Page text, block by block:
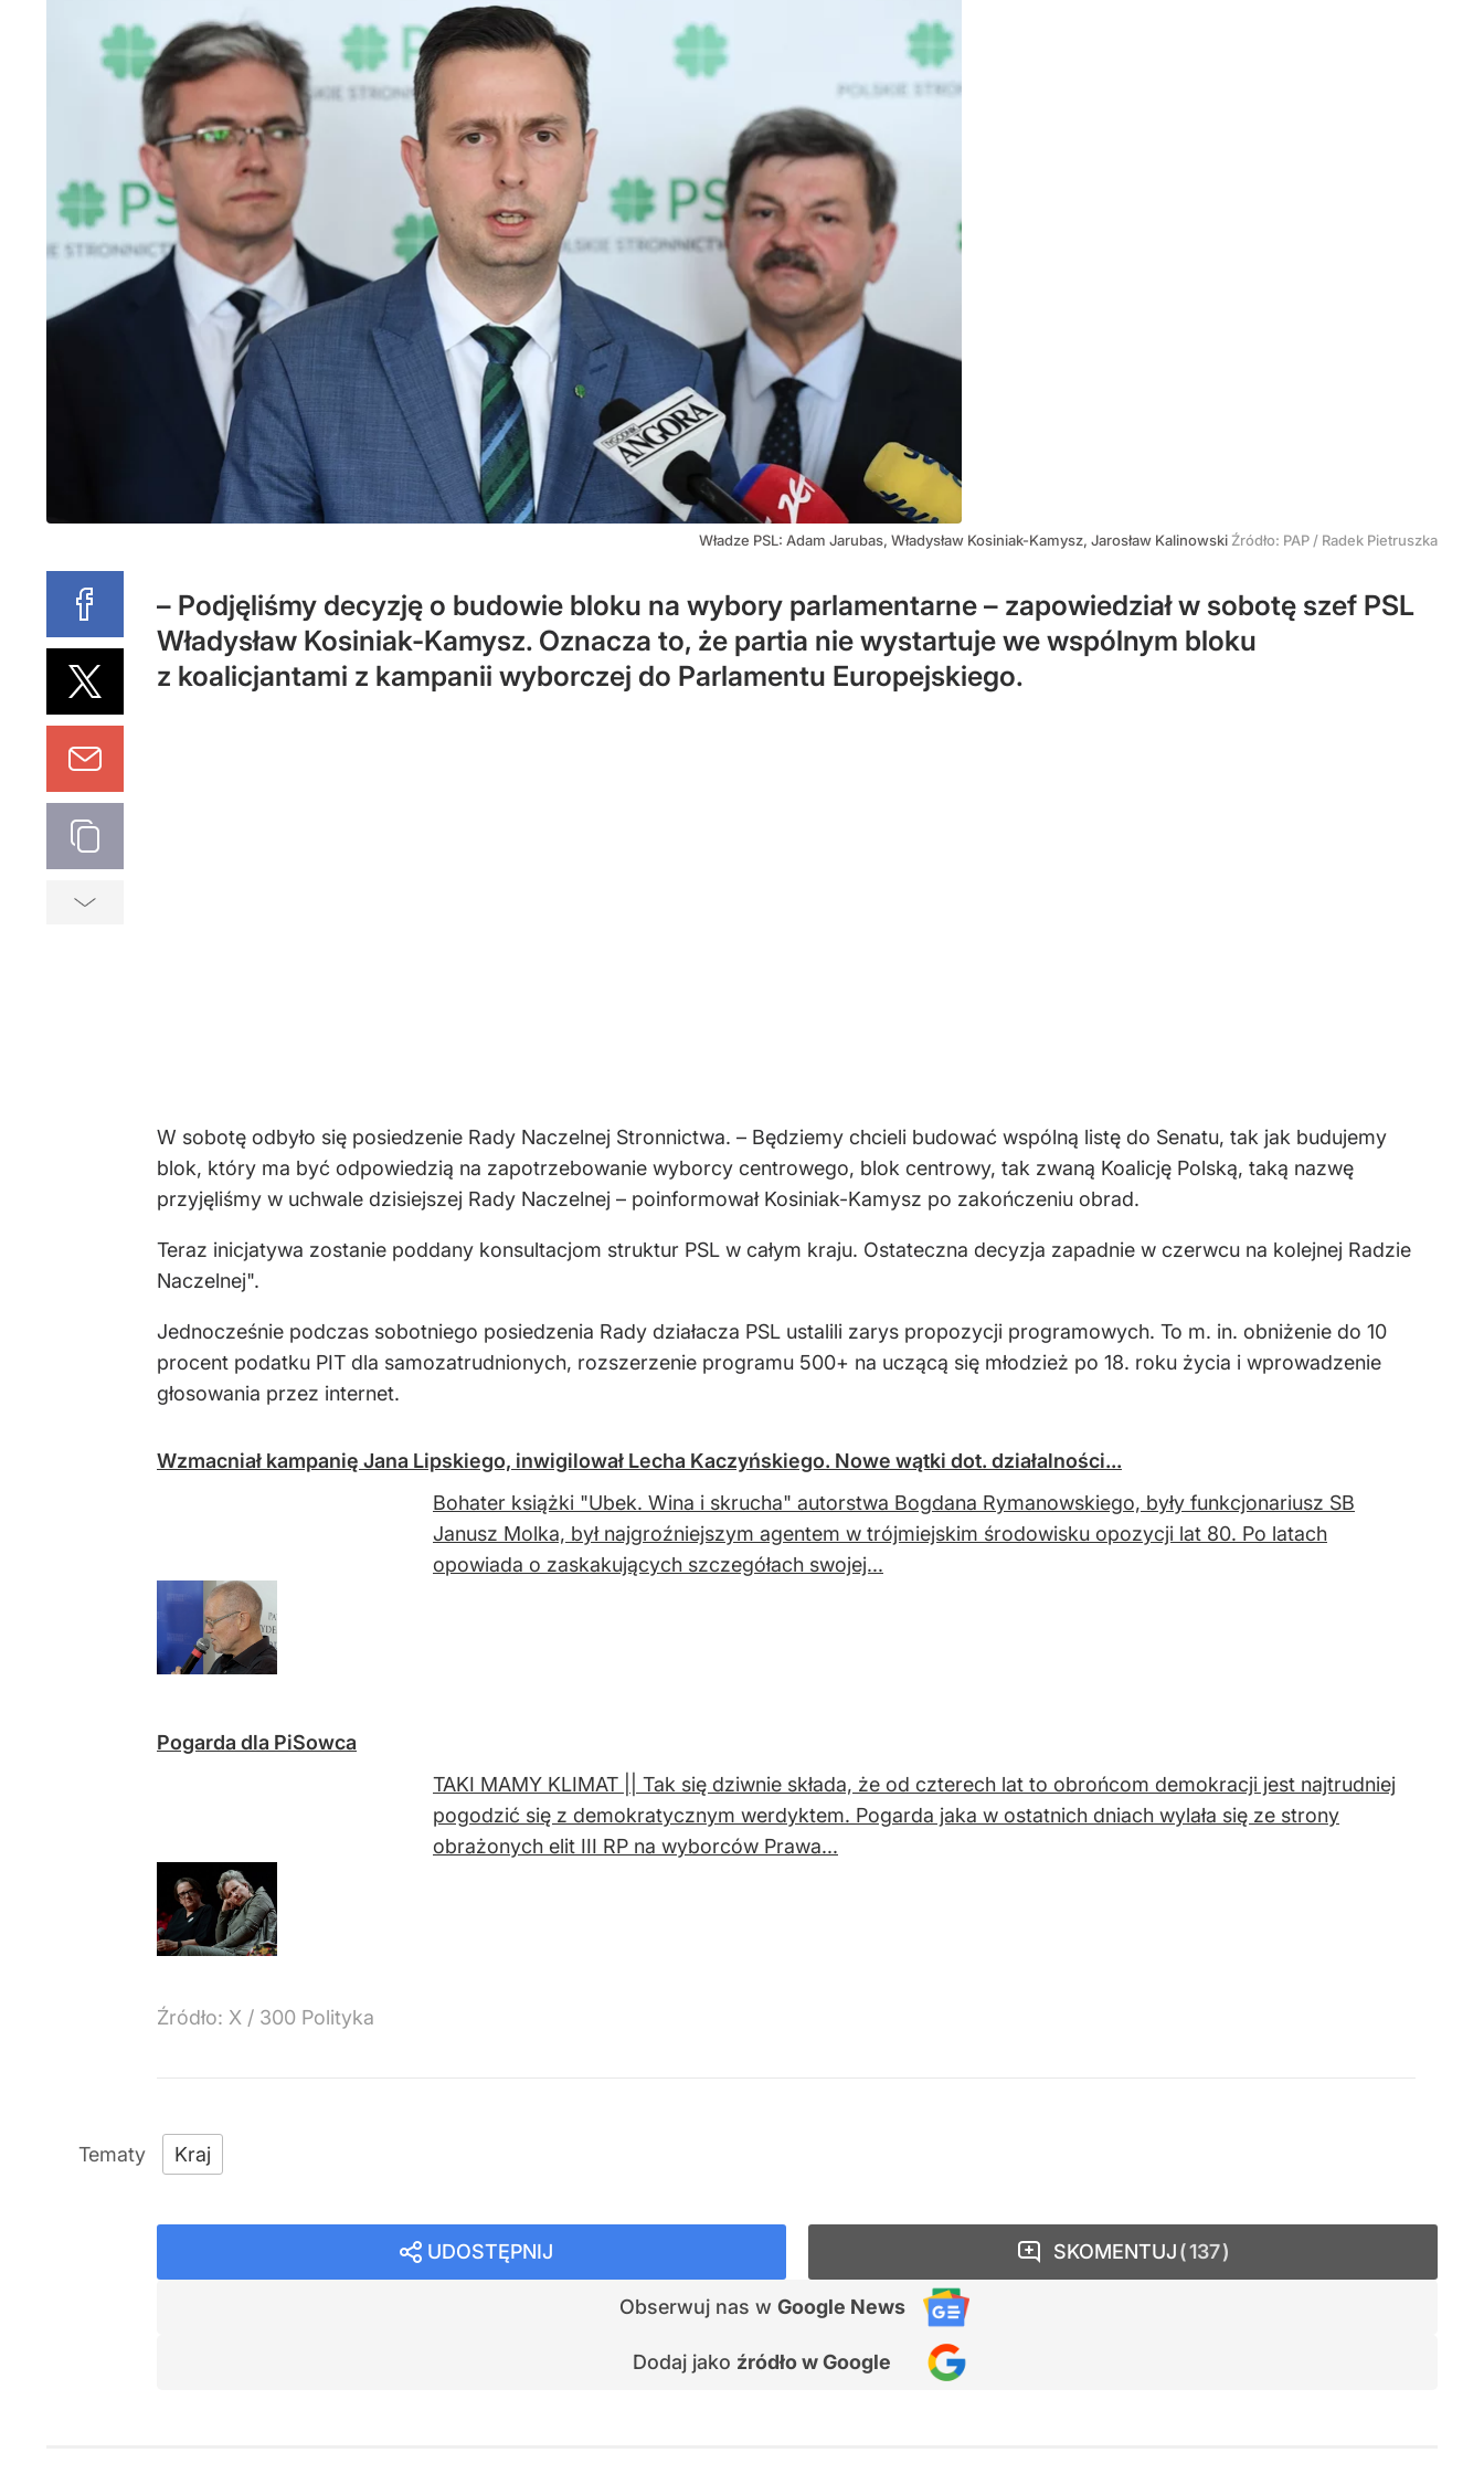
Władze PSL: Adam Jarubas, Władysław Kosiniak-Kamysz, Jarosław Kalinowski Źródło: PAP / Radek Pietruszka
– Podjęliśmy decyzję o budowie bloku na wybory parlamentarne – zapowiedział w sobotę szef PSL
Władysław Kosiniak-Kamysz. Oznacza to, że partia nie wystartuje we wspólnym bloku
z koalicjantami z kampanii wyborczej do Parlamentu Europejskiego.
W sobotę odbyło się posiedzenie Rady Naczelnej Stronnictwa. – Będziemy chcieli budować wspólną listę do Senatu, tak jak budujemy
blok, który ma być odpowiedzią na zapotrzebowanie wyborcy centrowego, blok centrowy, tak zwaną Koalicję Polską, taką nazwę
przyjęliśmy w uchwale dzisiejszej Rady Naczelnej – poinformował Kosiniak-Kamysz po zakończeniu obrad.
Teraz inicjatywa zostanie poddany konsultacjom struktur PSL w całym kraju. Ostateczna decyzja zapadnie w czerwcu na kolejnej Radzie
Naczelnej".
Jednocześnie podczas sobotniego posiedzenia Rady działacza PSL ustalili zarys propozycji programowych. To m. in. obniżenie do 10
procent podatku PIT dla samozatrudnionych, rozszerzenie programu 500+ na uczącą się młodzież po 18. roku życia i wprowadzenie
głosowania przez internet.
Wzmacniał kampanię Jana Lipskiego, inwigilował Lecha Kaczyńskiego. Nowe wątki dot. działalności...
Bohater książki "Ubek. Wina i skrucha" autorstwa Bogdana Rymanowskiego, były funkcjonariusz SB
Janusz Molka, był najgroźniejszym agentem w trójmiejskim środowisku opozycji lat 80. Po latach
opowiada o zaskakujących szczegółach swojej...
Pogarda dla PiSowca
TAKI MAMY KLIMAT || Tak się dziwnie składa, że od czterech lat to obrońcom demokracji jest najtrudniej
pogodzić się z demokratycznym werdyktem. Pogarda jaka w ostatnich dniach wylała się ze strony
obrażonych elit III RP na wyborców Prawa...
Źródło: X / 300 Polityka
Kraj
UDOSTĘPNIJ
Obserwuj nas w Google News
Dodaj jako źródło w Google
SKOMENTUJ 137